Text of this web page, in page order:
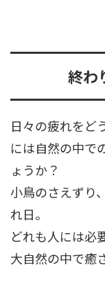
終わ
日々の疲れをど
には自然の中で
ょうか？
小鳥のさえずり
れ日。
どれも人には必
大自然の中で癒